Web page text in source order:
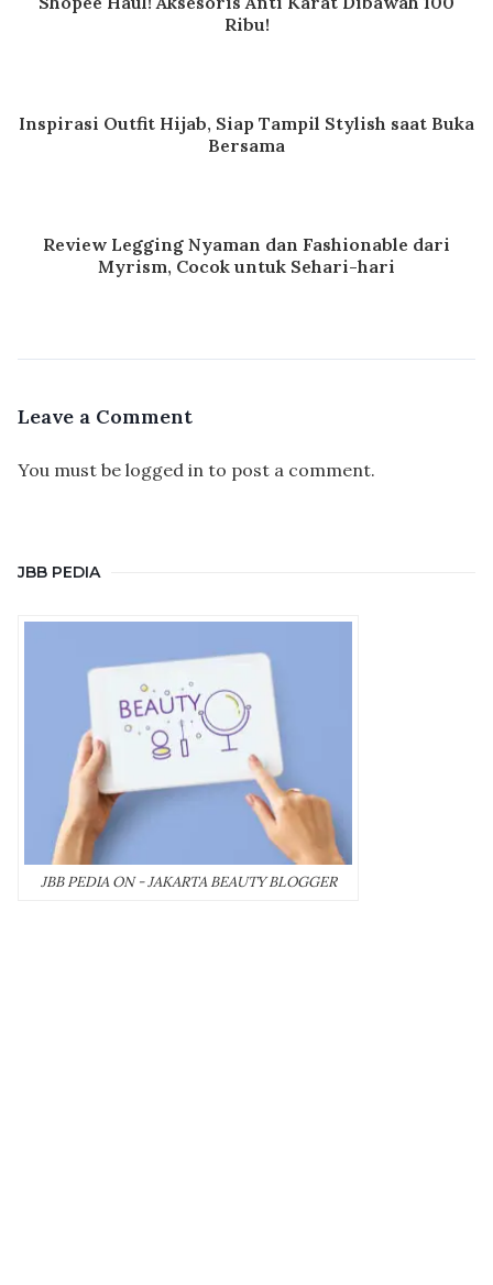
Ribu!
Inspirasi Outfit Hijab, Siap Tampil Stylish saat Buka
Bersama
Review Legging Nyaman dan Fashionable dari
Myrism, Cocok untuk Sehari-hari
Leave a Comment
You must be logged in to post a comment.
JBB PEDIA
JBB PEDIA ON - JAKARTA BEAUTY BLOGGER